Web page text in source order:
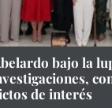
bajo la
de interés